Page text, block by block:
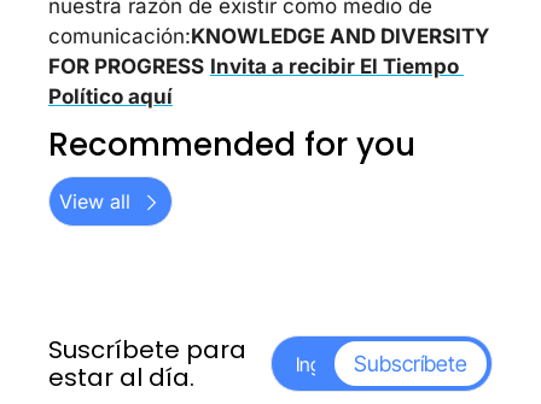
nuestra razón de existir como medio de
comunicación:KNOWLEDGE AND DIVERSITY
FOR PROGRESS Invita a recibir El Tiempo
Político aquí
Recommended for you
View all
Suscríbete para
estar al día.
Subscríbete